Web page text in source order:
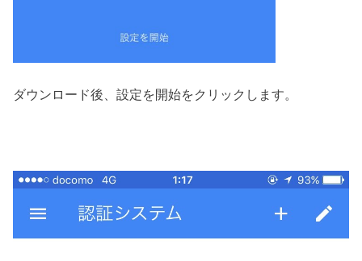
ダウンロード後、設定を開始をクリックします。